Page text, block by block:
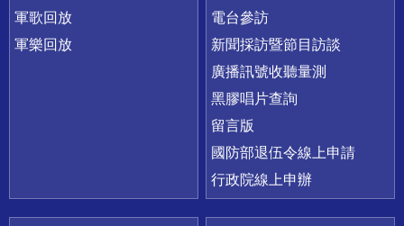
軍歌回放
軍樂回放
電台參訪
新聞採訪暨節目訪談
廣播訊號收聽量測
黑膠唱片查詢
留言版
國防部退伍令線上申請
行政院線上申辦